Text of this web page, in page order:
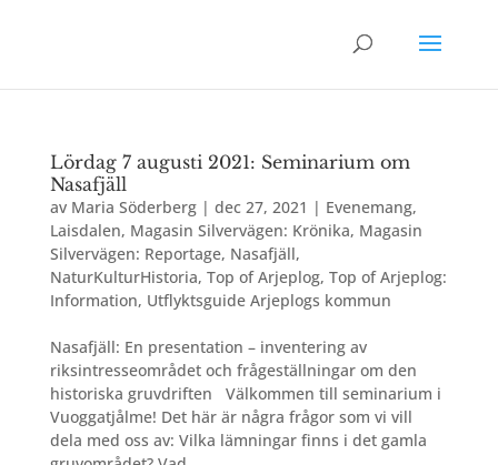
Lördag 7 augusti 2021: Seminarium om
Nasafjäll
av Maria Söderberg| dec 27, 2021 | Evenemang,
Laisdalen, Magasin Silvervägen: Krönika, Magasin
Silvervägen: Reportage, Nasafjäll,
NaturKulturHistoria, Top of Arjeplog, Top of Arjeplog:
Information, Utflyktsguide Arjeplogs kommun
Nasafjäll: En presentation – inventering av
riksintresseområdet och frågeställningar om den
historiska gruvdriften Välkommen till seminarium i
Vuoggatjålme! Det här är några frågor som vi vill
dela med oss av: Vilka lämningar finns i det gamla